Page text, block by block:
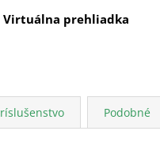
Virtuálna prehliadka
Podobné